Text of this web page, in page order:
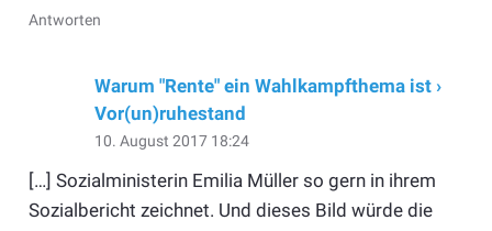
Antworten
Warum "Rente" ein Wahlkampfthema ist ›
Vor(un)ruhestand
10. August 2017 18:24
[…] Sozialministerin Emilia Müller so gern in ihrem
Sozialbericht zeichnet. Und dieses Bild würde die